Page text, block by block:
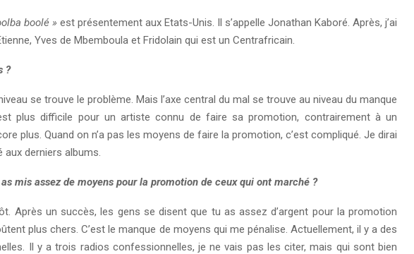
boolé » est présentement aux Etats-Unis. Il s’appelle Jonathan Kaboré. Après, j’ai
Yves de Mbemboula et Fridolain qui est un Centrafricain.
?
se trouve le problème. Mais l’axe central du mal se trouve au niveau du manque
plus difficile pour un artiste connu de faire sa promotion, contrairement à un
plus. Quand on n’a pas les moyens de faire la promotion, c’est compliqué. Je dirai
derniers albums.
mis assez de moyens pour la promotion de ceux qui ont marché ?
Après un succès, les gens se disent que tu as assez d’argent pour la promotion
plus chers. C’est le manque de moyens qui me pénalise. Actuellement, il y a des
Il y a trois radios confessionnelles, je ne vais pas les citer, mais qui sont bien